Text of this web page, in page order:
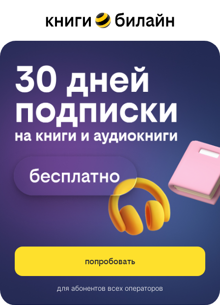
попробовать
для абонентов всех операторов